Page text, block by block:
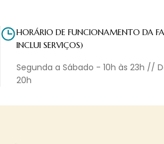
HORÁRIO DE FUNCIONAMENTO DA
INCLUI SERVIÇOS)
Segunda a Sábado - 10h às 23h //
20h